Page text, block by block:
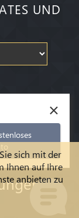
sich mit der
Ihnen auf Ihre
anbieten zu
UND
×